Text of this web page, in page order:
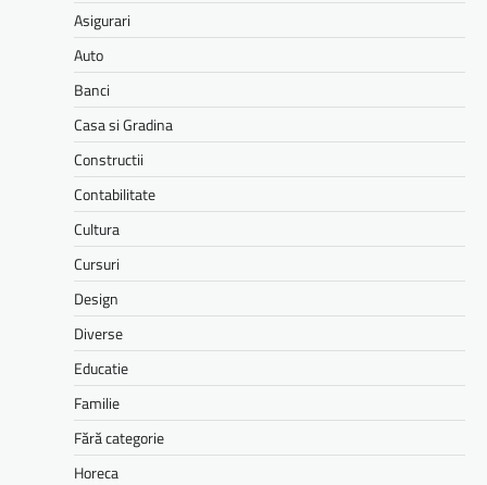
Asigurari
Auto
Banci
Casa si Gradina
Constructii
Contabilitate
Cultura
Cursuri
Design
Diverse
Educatie
Familie
Fără categorie
Horeca